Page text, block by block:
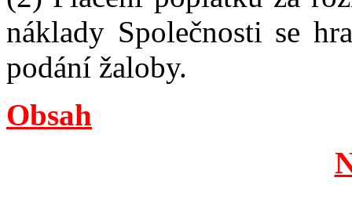
náklady Společnosti se
podání žaloby.
Obsah